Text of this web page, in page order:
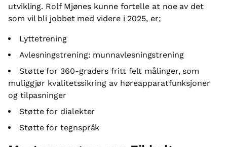
utvikling. Rolf Mjønes kunne fortelle at noe av det
som vil bli jobbet med videre i 2025, er;
Lyttetrening
Avlesningstrening: munnavlesningstrening
Støtte for 360-graders fritt felt målinger, som
muliggjør kvalitetssikring av høreapparatfunksjoner
og tilpasninger
Støtte for dialekter
Støtte for tegnspråk